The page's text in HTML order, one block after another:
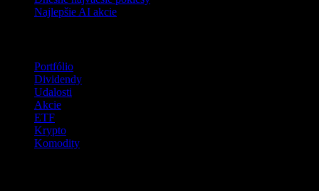
Najlepšie AI akcie
Portfólio
Dividendy
Udalosti
Akcie
ETF
Krypto
Komodity